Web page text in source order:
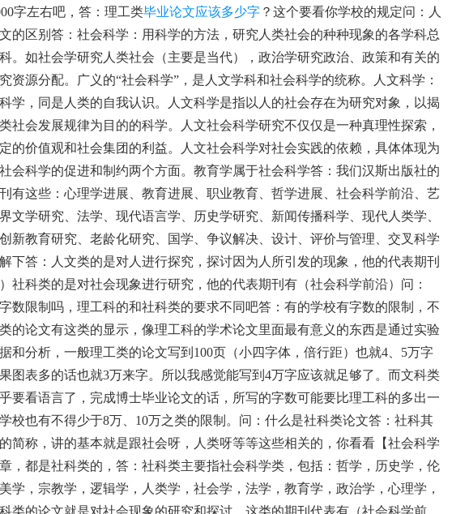
字左右吧，答：理工类毕业论文应该多少字 ？这个要看你学校的规定问：人
的区别答：社会科学：用科学的方法，研究人类社会的种种现象的各学科总
。如社会学研究人类社会（主要是当代），政治学研究政治、政策和有关的
资源分配。广义的“社会科学”，是人文学科和社会科学的统称。人文科学：
学，同是人类的自我认识。人文科学是指以人的社会存在为研究对象，以揭
社会发展规律为目的的科学。人文社会科学研究不仅仅是一种真理性探索，
的价值观和社会集团的利益。人文社会科学对社会实践的依赖，具体体现为
会科学的促进和制约两个方面。教育学属于社会科学答：我们汉斯出版社的
有这些：心理学进展、教育进展、职业教育、哲学进展、社会科学前沿、艺
文学研究、法学、现代语言学、历史学研究、新闻传播科学、现代人类学、
新教育研究、老龄化研究、国学、争议解决、设计、评价与管理、交叉科学
下答：人文类的是对人进行探究，探讨因为人所引发的现象，他的代表期刊
社科类的是对社会现象进行研究，他的代表期刊有（社会科学前沿）问：
数限制吗，理工科的和社科类的要求不同吧答：有的学校有字数的限制，不
的论文有这类的显示，像理工科的学术论文里面最有意义的东西是通过实验
和分析，一般理工类的论文写到100页（小四字体，倍行距）也就4、5万字
图表多的话也就3万来字。所以我感觉能写到4万字应该就足够了。而文科类
要看语言了，完成博士毕业论文的话，所写的字数可能要比理工科的多出一
校也有不得少于8万、10万之类的限制。问：什么是社科类论文答：社科其
简称，讲的基本就是跟社会呀，人类呀等等这些相关的，你看看【社会科学
，都是社科类的，答：社科类主要指社会科学类，包括：哲学，历史学，伦
学，宗教学，逻辑学，人类学，社会学，法学，教育学，政治学，心理学，
类的论文就是对社会现象的研究和探讨，这类的期刊代表有（社会科学前